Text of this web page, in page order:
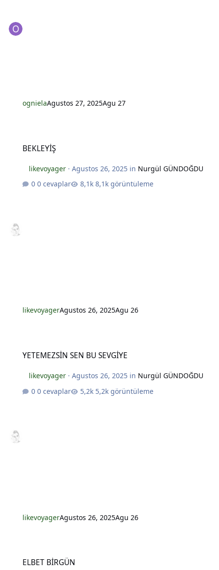
ognielaAgustos 27, 2025Agu 27
BEKLEYİŞ
likevoyager· Agustos 26, 2025in Nurgül GÜNDOĞDU
0 cevaplar
8,1k görüntüleme
likevoyagerAgustos 26, 2025Agu 26
YETEMEZSİN SEN BU SEVGİYE
likevoyager· Agustos 26, 2025in Nurgül GÜNDOĞDU
0 cevaplar
5,2k görüntüleme
likevoyagerAgustos 26, 2025Agu 26
ELBET BİRGÜN